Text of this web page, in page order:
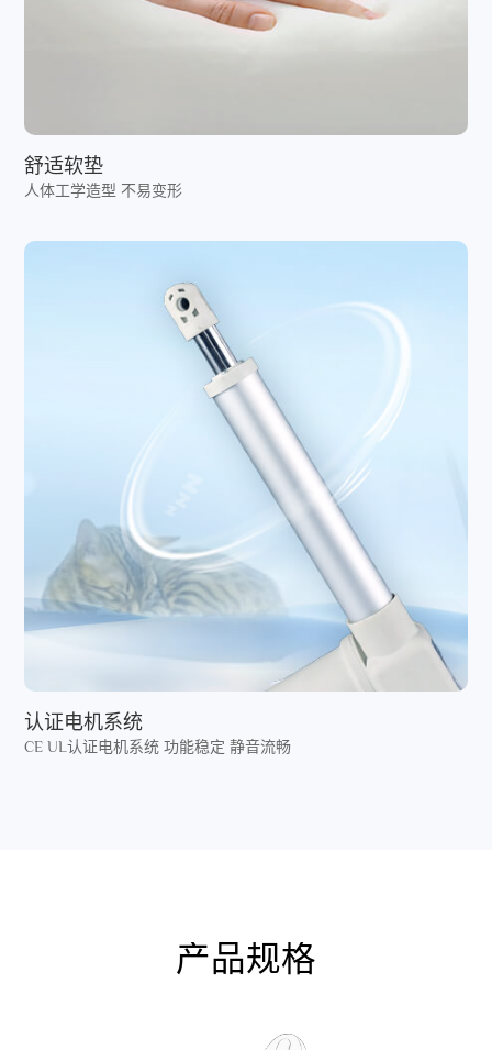
舒适软垫
人体工学造型 不易变形
认证电机系统
CE UL认证电机系统 功能稳定 静音流畅
产品规格